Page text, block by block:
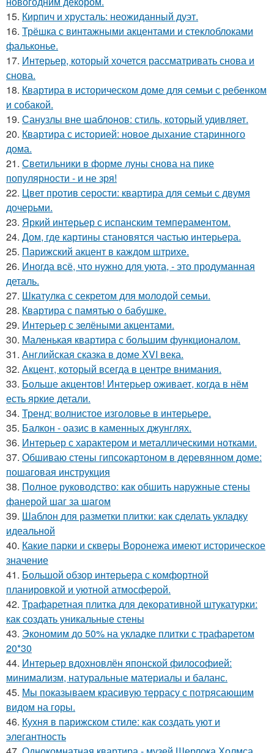
15. Кирпич и хрусталь: неожиданный дуэт.
16. Трёшка с винтажными акцентами и стеклоблоками
фальконье.
17. Интерьер, который хочется рассматривать снова и
снова.
18. Квартира в историческом доме для семьи с ребенком
и собакой.
19. Санузлы вне шаблонов: стиль, который удивляет.
20. Квартира с историей: новое дыхание старинного
дома.
21. Светильники в форме луны снова на пике
популярности - и не зря!
22. Цвет против серости: квартира для семьи с двумя
дочерьми.
23. Яркий интерьер с испанским темпераментом.
24. Дом, где картины становятся частью интерьера.
25. Парижский акцент в каждом штрихе.
26. Иногда всё, что нужно для уюта, - это продуманная
деталь.
27. Шкатулка с секретом для молодой семьи.
28. Квартира с памятью о бабушке.
29. Интерьер с зелёными акцентами.
30. Маленькая квартира с большим функционалом.
31. Английская сказка в доме XVI века.
32. Акцент, который всегда в центре внимания.
33. Больше акцентов! Интерьер оживает, когда в нём
есть яркие детали.
34. Тренд: волнистое изголовье в интерьере.
35. Балкон - оазис в каменных джунглях.
36. Интерьер с характером и металлическими нотками.
37. Обшиваю стены гипсокартоном в деревянном доме:
пошаговая инструкция
38. Полное руководство: как обшить наружные стены
фанерой шаг за шагом
39. Шаблон для разметки плитки: как сделать укладку
идеальной
40. Какие парки и скверы Воронежа имеют историческое
значение
41. Большой обзор интерьера с комфортной
планировкой и уютной атмосферой.
42. Трафаретная плитка для декоративной штукатурки:
как создать уникальные стены
43. Экономим до 50% на укладке плитки с трафаретом
20*30
44. Интерьер вдохновлён японской философией:
минимализм, натуральные материалы и баланс.
45. Мы показываем красивую террасу с потрясающим
видом на горы.
46. Кухня в парижском стиле: как создать уют и
элегантность